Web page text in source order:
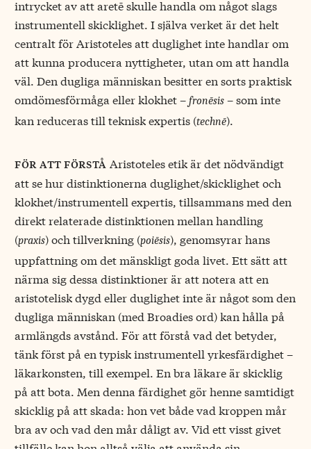
intrycket av att aretē skulle handla om något slags
instrumentell skicklighet. I själva verket är det helt
centralt för Aristoteles att duglighet inte handlar om
att kunna producera nyttigheter, utan om att handla
väl. Den dugliga människan besitter en sorts praktisk
omdömesförmåga eller klokhet –fronēsis – som inte
kan reduceras till teknisk expertis (technē).
för att förstå Aristoteles etik är det nödvändigt
att se hur distinktionerna duglighet/skicklighet och
klokhet/instrumentell expertis, tillsammans med den
direkt relaterade distinktionen mellan handling
(praxis) och tillverkning (poiēsis), genomsyrar hans
uppfattning om det mänskligt goda livet. Ett sätt att
närma sig dessa distinktioner är att notera att en
aristotelisk dygd eller duglighet inte är något som den
dugliga människan (med Broadies ord) kan hålla på
armlängds avstånd. För att förstå vad det betyder,
tänk först på en typisk instrumentell yrkesfärdighet –
läkarkonsten, till exempel. En bra läkare är skicklig
på att bota. Men denna färdighet gör henne samtidigt
skicklig på att skada: hon vet både vad kroppen mår
bra av och vad den mår dåligt av. Vid ett visst givet